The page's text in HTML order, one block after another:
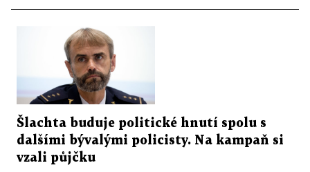
Šlachta buduje politické hnutí spolu s
dalšími bývalými policisty. Na kampaň si
vzali půjčku